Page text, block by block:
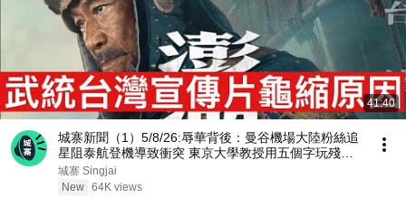
41:40
城寨新聞（1）5/8/26:辱華背後：曼谷機場大陸粉絲追
星阻泰航登機導致衝突 東京大學教授用五個字玩殘東
大大陸收生網站 醫護上繳護照，不得出國 澎湖海戰宣
傳武統台灣暑假黃金當期突然撒下 揭開背後原因
城寨 Singjai
New 64K views